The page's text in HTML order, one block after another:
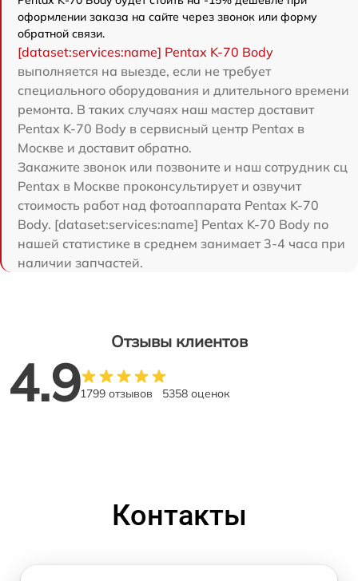
оформлении заказа на сайте через звонок или форму
обратной связи.
[dataset:services:name] Pentax K-70 Body
выполняется на выезде, если не требует
специального оборудования и длительного времени
ремонта. В таких случаях наш мастер доставит
Pentax K-70 Body в сервисный центр Pentax в
Москве и доставит обратно.
Закажите звонок или позвоните и наш сотрудник сц
Pentax в Москве проконсультирует и озвучит
стоимость работ над фотоаппарата Pentax K-70
Body. [dataset:services:name] Pentax K-70 Body по
нашей статистике в среднем занимает 3-4 часа при
наличии запчастей.
Отзывы клиентов
4.91799 отзывов 5358 оценок
Контакты